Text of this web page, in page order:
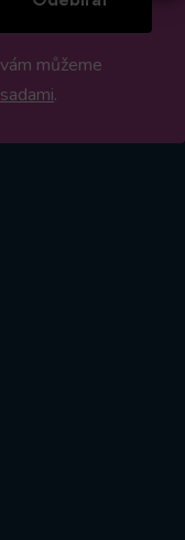
můžeme
.